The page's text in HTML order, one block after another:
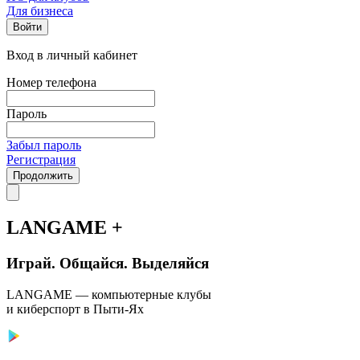
Для бизнеса
Войти
Вход в личный кабинет
Номер телефона
Пароль
Забыл пароль
Регистрация
Продолжить
LANGAME +
Играй. Общайся. Выделяйся
LANGAME — компьютерные клубы
и киберспорт в Пыти-Ях